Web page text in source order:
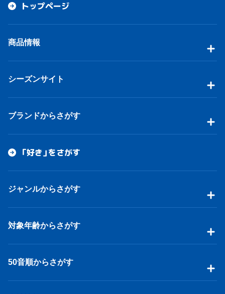
トップページ
商品情報
シーズンサイト
ブランドからさがす
「好き」をさがす
ジャンルからさがす
対象年齢からさがす
50音順からさがす